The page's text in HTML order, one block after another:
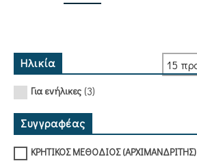
Ηλικία
Για ενήλικες (3)
Συγγραφέας
ΚΡΗΤΙΚΟΣ ΜΕΘΟΔΙΟΣ (ΑΡΧΙΜΑΝΔΡΙΤΗΣ)